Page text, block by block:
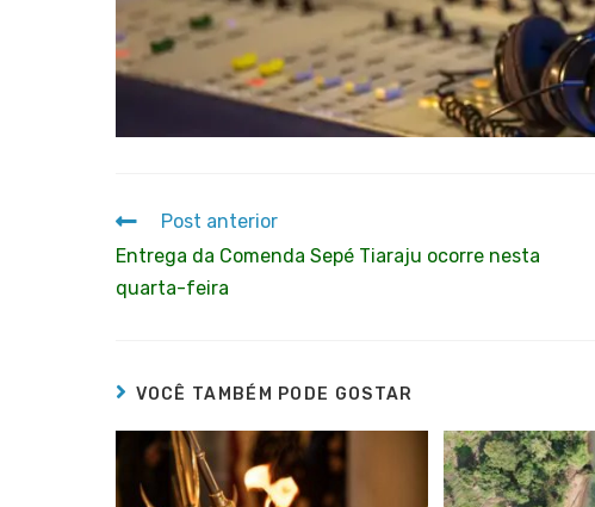
Post anterior
Entrega da Comenda Sepé Tiaraju ocorre nesta
quarta-feira
VOCÊ TAMBÉM PODE GOSTAR